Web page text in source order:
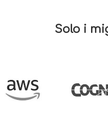
Solo i